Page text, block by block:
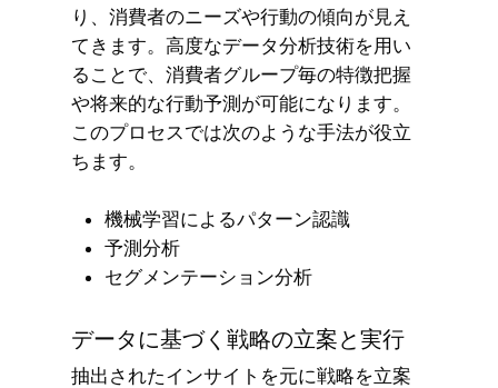
り、消費者のニーズや行動の傾向が見え
てきます。高度なデータ分析技術を用い
ることで、消費者グループ毎の特徴把握
や将来的な行動予測が可能になります。
このプロセスでは次のような手法が役立
ちます。
機械学習によるパターン認識
予測分析
セグメンテーション分析
データに基づく戦略の立案と実行
抽出されたインサイトを元に戦略を立案